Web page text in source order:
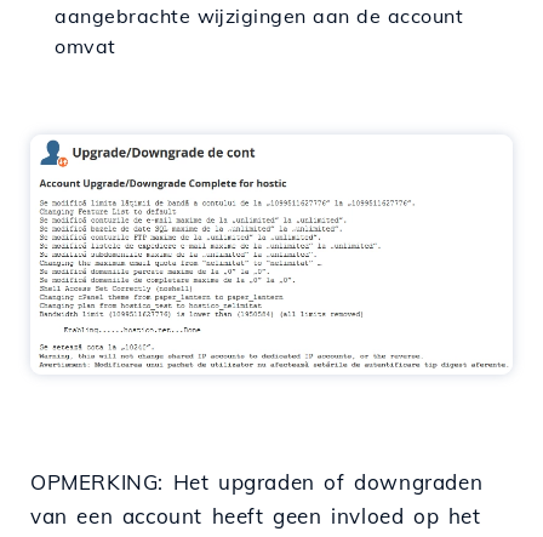
aangebrachte wijzigingen aan de account
omvat
OPMERKING: Het upgraden of downgraden
van een account heeft geen invloed op het